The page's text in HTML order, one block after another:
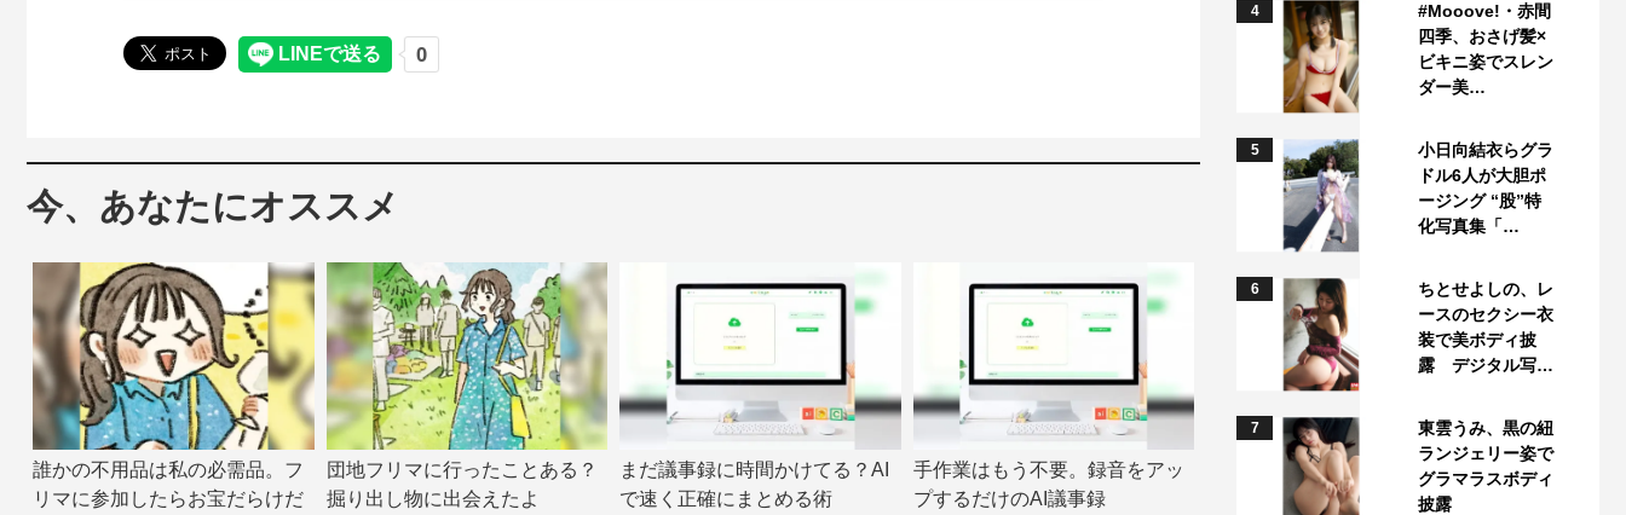
今、あなたにオススメ
誰かの不用品は私の必需品。フ
リマに参加したらお宝だらけだ
団地フリマに行ったことある？
掘り出し物に出会えたよ
まだ議事録に時間かけてる？AI
で速く正確にまとめる術
手作業はもう不要。録音をアッ
プするだけのAI議事録
4
#Mooove!・赤間
四季、おさげ髪×
ビキニ姿でスレン
ダー美…
5
小日向結衣らグラ
ドル6人が大胆ポ
ージング “股”特
化写真集「…
6
ちとせよしの、レ
ースのセクシー衣
装で美ボディ披
露 デジタル写…
7
東雲うみ、黒の紐
ランジェリー姿で
グラマラスボディ
披露